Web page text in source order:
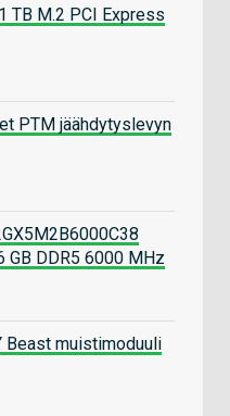
TB M.2 PCI Express
PTM jäähdytyslevyn
GB DDR5 6000 MHz
Beast muistimoduuli